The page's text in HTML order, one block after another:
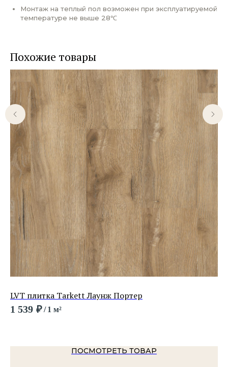
Монтаж на теплый пол возможен при эксплуатируемой
температуре не выше 28℃
Похожие товары
LVT плитка Tarkett Лаунж Портер
1 539 ₽/ 1 м²
ПОСМОТРЕТЬ ТОВАР